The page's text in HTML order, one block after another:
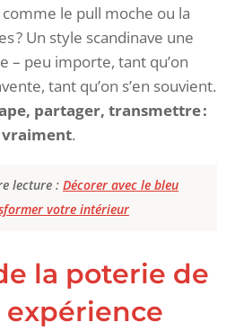
le pull moche ou la
? Un style scandinave une
– peu importe, tant qu’on
tant qu’on s’en souvient.
partager, transmettre :
vraiment.
lecture : Décorer avec le bleu
votre intérieur
la poterie de
expérience